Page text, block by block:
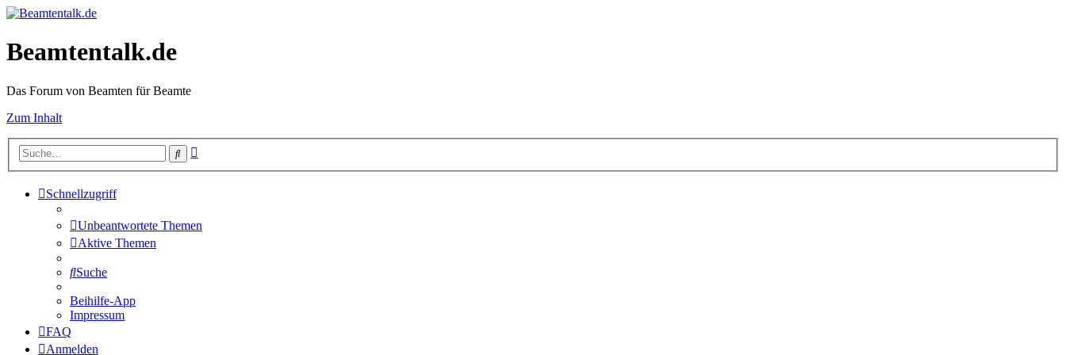
Beamtentalk.de
Das Forum von Beamten für Beamte
Zum Inhalt
Suche
Schnellzugriff
Unbeantwortete Themen
Aktive Themen
Suche
Beihilfe-App
Impressum
FAQ
Anmelden